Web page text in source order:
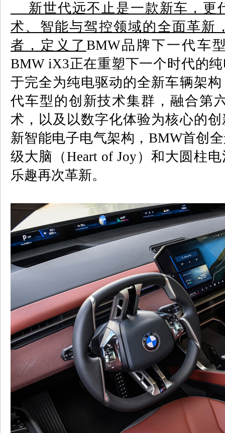
新世代远不止是一款新车，更
术、智能与驾控领域的全面革新
者，定义了 BMW品牌下一代车
BMW iX3正在重塑下一个时代的
于完全为纯电驱动的全新车辆架
代车型的创新技术集群，融合第
术，以及以数字化体验为核心的
新智能电子电气架构， BMW首创
级大脑（Heart of Joy）和大圆柱
乐趣再次革新。